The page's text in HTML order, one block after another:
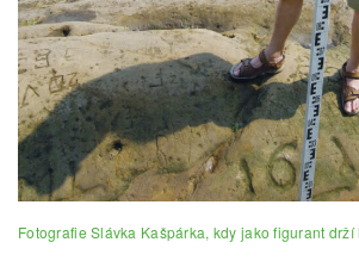
Fotografie Slávka Kašpárka, kdy jako figurant